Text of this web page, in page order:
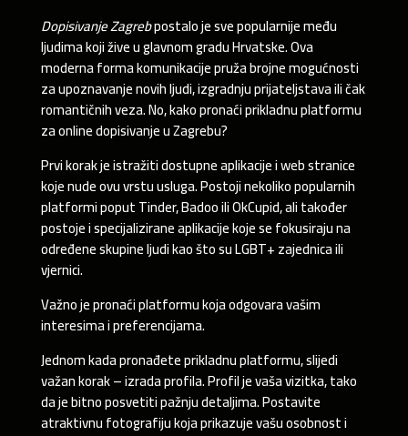
Dopisivanje Zagrebpostalo je sve popularnije među
ljudima koji žive u glavnom gradu Hrvatske. Ova
moderna forma komunikacije pruža brojne mogućnosti
za upoznavanje novih ljudi, izgradnju prijateljstava ili čak
romantičnih veza. No, kako pronaći prikladnu platformu
za online dopisivanje u Zagrebu?
Prvi korak je istražiti dostupne aplikacije i web stranice
koje nude ovu vrstu usluga. Postoji nekoliko popularnih
platformi poput Tinder, Badoo ili OkCupid, ali također
postoje i specijalizirane aplikacije koje se fokusiraju na
određene skupine ljudi kao što su LGBT+ zajednica ili
vjernici.
Važno je pronaći platformu koja odgovara vašim
interesima i preferencijama.
Jednom kada pronađete prikladnu platformu, slijedi
važan korak – izrada profila. Profil je vaša vizitka, tako
da je bitno posvetiti pažnju detaljima. Postavite
atraktivnu fotografiju koja prikazuje vašu osobnost i